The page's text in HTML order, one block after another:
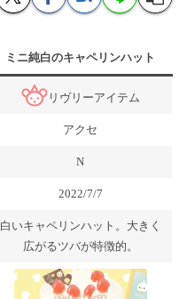
ミニ純白のキャペリンハット
リヴリーアイテム
アクセ
N
2022/7/7
白いキャペリンハット。大きく
広がるツバが特徴的。